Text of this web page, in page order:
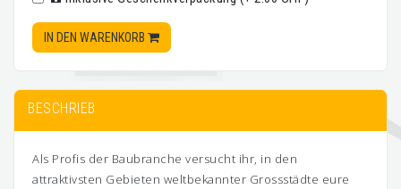
IN DEN WARENKORB
BESCHRIEB
Als Profis der Baubranche versucht ihr, in den
attraktivsten Gebieten weltbekannter Grossstädte eure